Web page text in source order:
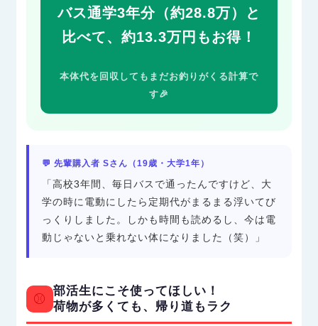
バス通学3年分（約28.8万）と
比べて、約13.3万円もお得！
本体代を回収してもまだお釣りがくる計算で
す🎉
💬 先輩購入者 Sさん（19歳・大学1年）
「高校3年間、毎日バスで通ったんですけど、大
学の時に電動にしたら定期代がまるまる浮いてび
っくりしました。しかも時間も読めるし、今は電
動じゃないと乗れない体になりました（笑）」
⚾
部活生にこそ使ってほしい！
荷物が多くても、帰り道もラク